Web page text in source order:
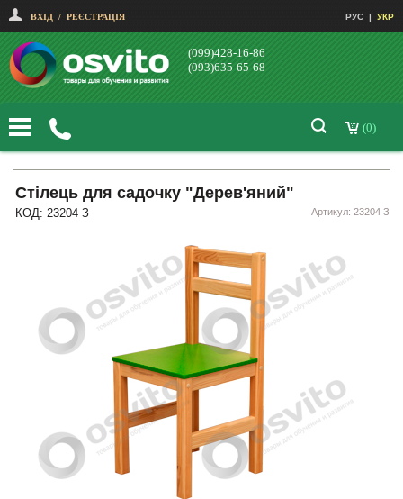
ВХІД / РЕЄСТРАЦІЯ РУС | УКР
(099)428-16-86
(093)635-65-68
(0)
Стілець для садочку "Дерев'яний"
КОД: 23204 З Артикул: 23204 З